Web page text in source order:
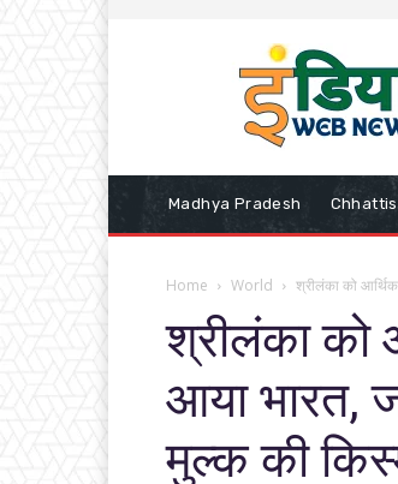
Madhya Pradesh
Home World श्रीलंका को
श्रीलंका
आया भारत,
मुल्क की